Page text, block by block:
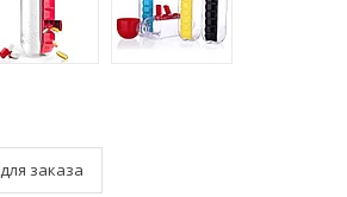
заказа